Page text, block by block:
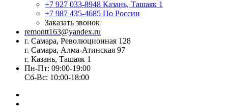
+7 927 033-8948 Казань, Ташаяк 1
+7 987 435-4685 По России
Заказать звонок
remontt163@yandex.ru
г. Самара, Революционная 128
г. Самара, Алма-Атинская 97
г. Казань, Ташаяк 1
Пн-Пт: 09:00-19:00
Сб-Вс: 10:00-18:00